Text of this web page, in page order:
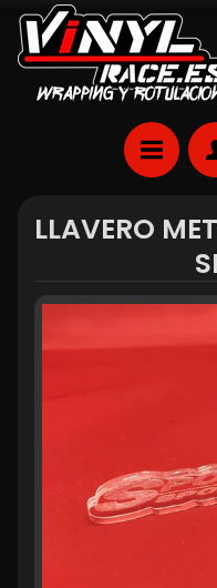
LLAVERO